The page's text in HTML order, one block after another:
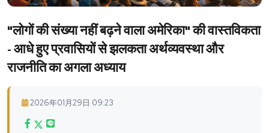
"लोगों की संख्या नहीं बढ़ने वाला अमेरिका" की वास्तविकता
- आधे हुए प्रवासियों से झलकता अर्थव्यवस्था और
राजनीति का अगला अध्याय
2026年01月29日 09:23